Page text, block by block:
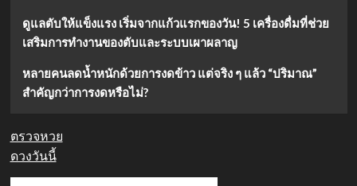
ที่
ไม่
ยอม
แพ้!
ดูแลตับให้แข็งแรง เริ่มจากแก้วแรกของวัน! 5 เครื่องดื่มที่ช่วย
เสริมการทำงานของตับและระบบเผาผลาญ
หลายคนลดน้ำหนักด้วยการงดข้าว แต่จริง ๆ แล้ว “ปริมาณ”
สำคัญกว่าการงดหรือไม่?
ตรวจหวย
ดวงวันนี้